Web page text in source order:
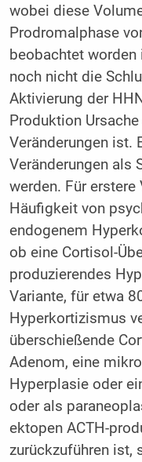
wobei diese
Prodromalphase
beobachtet worden
noch nicht die
Aktivierung der
Produktion
Veränderungen ist.
Veränderungen als
werden. Für
Häufigkeit von
endogenem
ob eine Cortisol-
produzierendes
Variante, für etwa
Hyperkortizismus
überschießende
Adenom, eine
Hyperplasie oder
oder als
ektopen ACTH-
zurückzuführen ist,